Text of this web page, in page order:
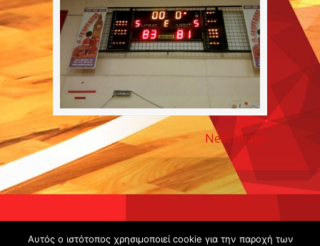
Next Image
Copyright ©
Αυτός ο ιστότοπος χρησιμοποιεί cookie για την παροχή των